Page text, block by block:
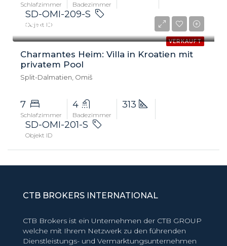
Schlafzimmer Badezimmer
SD-OMI-209-S
Objekt ID
VERKAUFT
950.000 €
Charmantes Heim: Villa in Kroatien mit
privatem Pool
Split-Dalmatien, Omiš
7
Schlafzimmer
4
Badezimmer
313
SD-OMI-201-S
Objekt ID
CTB BROKERS INTERNATIONAL
CTB Brokers ist ein Unternehmen der CTB GROUP
welche mit Ihrem Netzwerk zu den führenden
Dienstleistungs- und Vermarktungsunternehmen